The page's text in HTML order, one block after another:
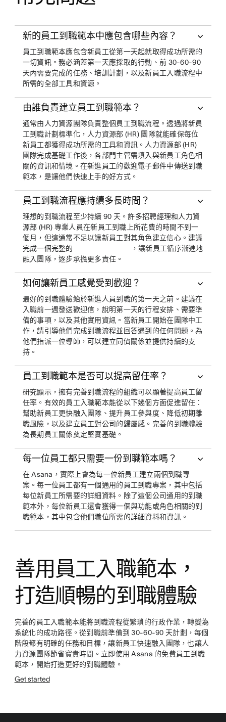
新的員工到職範本中應包含哪些內容？
員工到職範本應包含新員工從第一天起就取得成功所需的
一切資訊。務必涵蓋第一天應採取的行動、前 30-60-90
天內需要完成的任務、培訓計劃，以及新員工入職流程中
所需的全部工具和資源。
由誰負責建立員工到職範本？
通常由人力資源團隊負責整個員工到職流程。透過將新員
工到職計劃標準化，人力資源部 (HR) 團隊就能確保每位
新員工都獲得成功所需的工具和資訊。人力資源部 (HR)
團隊完成基礎工作後，各部門主管需填入與新員工角色相
關的資訊和情境。在新進員工的歡迎電子郵件中傳送到職
範本，是讓他們快速上手的好方式。
員工到職流程應持續多長時間？
理想的到職流程至少持續 90 天。許多招聘經理和人力資
源部 (HR) 專業人員在新員工到職上所花費的時間不到一
個月，但這通常不足以讓新員工對其角色建立信心。建議
完成一個完整的
，讓新員工循序漸進地
融入團隊，逐步承擔更多責任。
如何讓新員工感覺受到歡迎？
最好的到職體驗始於新進人員到職的第一天之前。建議在
入職前一週發送歡迎信，說明第一天的行程安排、需要準
備的事項，以及其他實用資訊。當新員工開始在團隊中工
作，請引導他們完成到職流程並回答遇到的任何問題。為
他們指派一位導師，可以建立同儕關係並提供持續的支
持。
員工到職範本是否可以提高留任率？
研究顯示，擁有完善到職流程的組織可以顯著提高員工留
任率。有效的員工入職範本能從以下幾個方面促進留任：
幫助新員工更快融入團隊、提升員工參與度、降低初期離
職風險，以及建立員工對公司的歸屬感。完善的到職體驗
為長期員工關係奠定堅實基礎。
每一位員工都只需要一份到職範本嗎？
在 Asana，實際上會為每一位新員工建立兩個到職專
案。每一位員工都有一個通用的員工到職專案，其中包括
每位新員工所需要的詳細資料。除了這個公司通用的到職
範本外，每位新員工還會獲得一個與功能或角色相關的到
職範本，其中包含他們職位所需的詳細資料和資訊。
善用員工入職範本，
打造順暢的到職體驗
完善的員工入職範本能將到職流程從繁瑣的行政作業，轉變為
系統化的成功路徑。從到職前準備到 30-60-90 天計劃，每個
階段都有明確的任務和目標，讓新員工快速融入團隊，也讓人
力資源團隊節省寶貴時間。立即使用 Asana 的免費員工到職
範本，開始打造更好的到職體驗。
Get started